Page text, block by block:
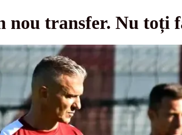
nou transfer. Nu toți